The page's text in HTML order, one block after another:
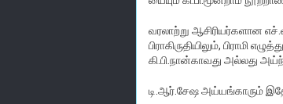
வரலாற்று ஆசிரியர்களான
பிராகிருதியிலும், பிராமி
கி.பி.நான்காவது அல்லது
டி.ஆர்.சேஷ அய்யங்காரும்